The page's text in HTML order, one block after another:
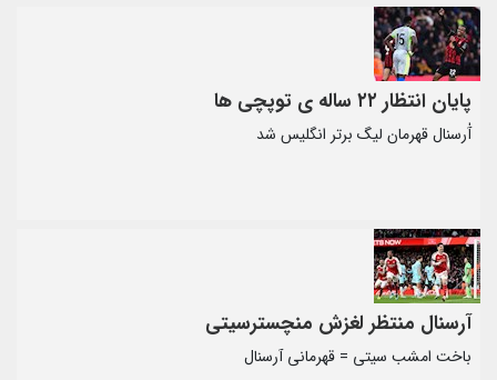
پایان انتظار ۲۲ ساله ی توپچی ها
آٰرسنال قهرمان لیگ برتر انگلیس شد
آرسنال منتظر لغزش منچسترسیتی
باخت امشب سیتی = قهرمانی آرسنال